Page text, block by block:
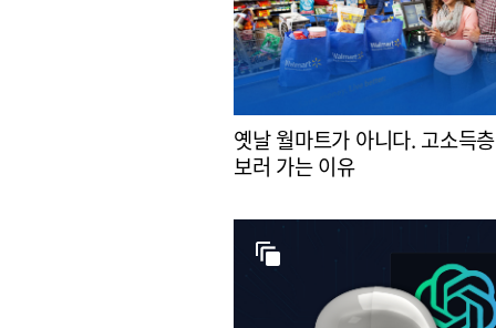
옛날 월마트가 아니다. 고소득
보러 가는 이유